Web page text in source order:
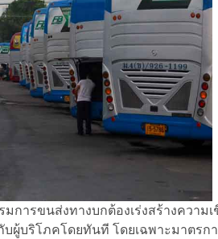
การขนส่งทางบกต้องเร่งสร้างความ
ผู้บริโภคโดยทันที โดยเฉพาะมาตร